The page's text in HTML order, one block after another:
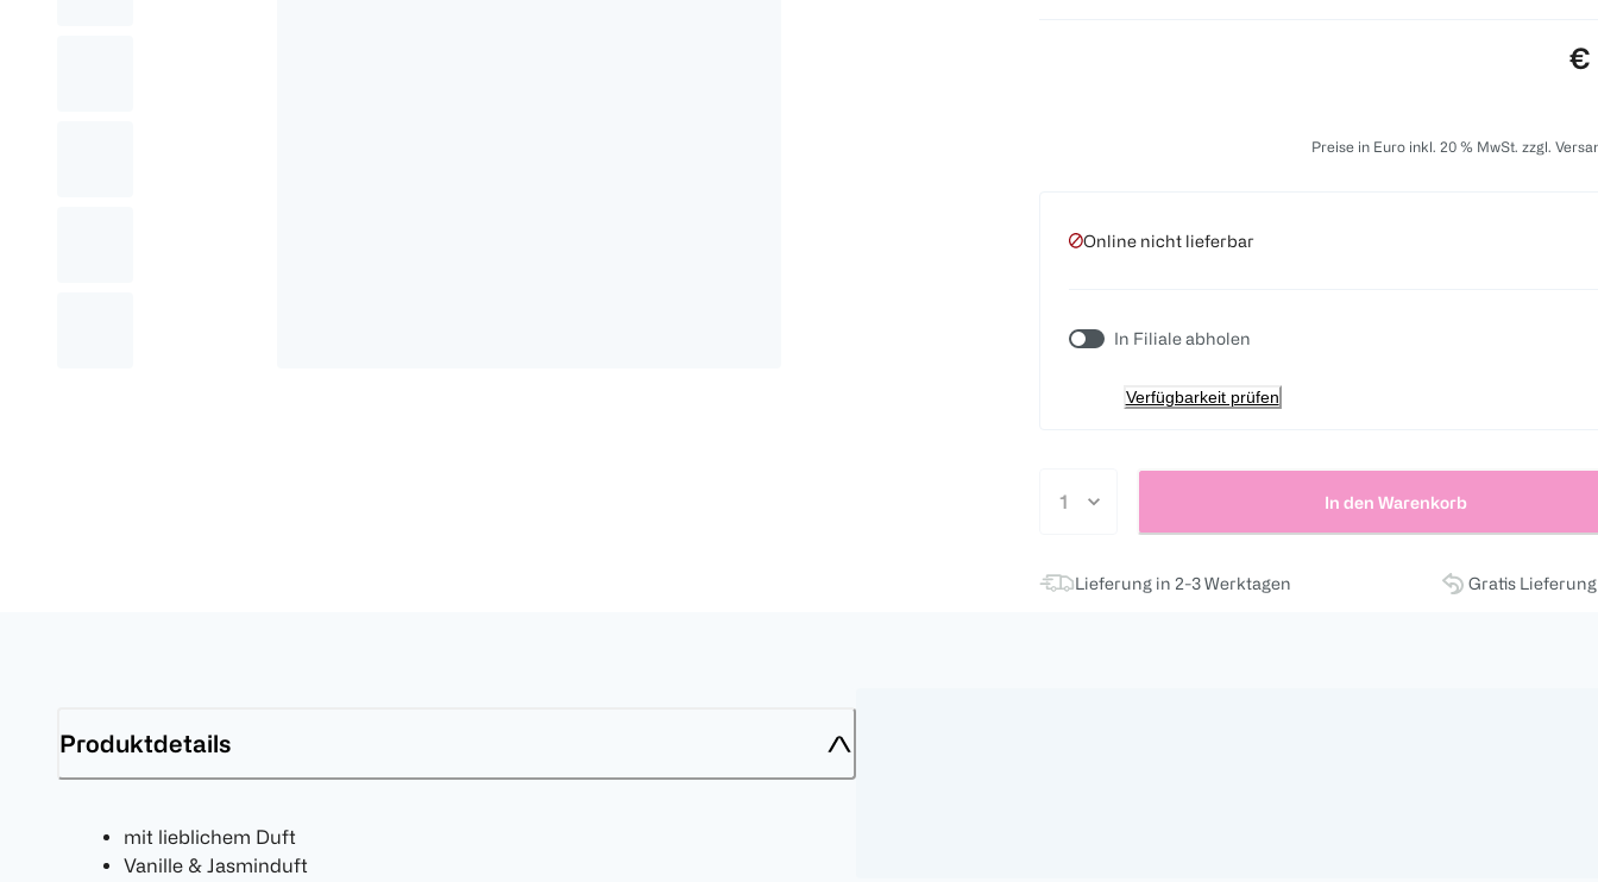
€
Preise in Euro inkl. 20 % MwSt. zzgl.
Online nicht lieferbar
In Filiale abholen
Verfügbarkeit prüfen
In den Warenkorb
Lieferung in 2-3 Werktagen Gratis
Produktdetails
mit lieblichem Duft
Vanille & Jasminduft